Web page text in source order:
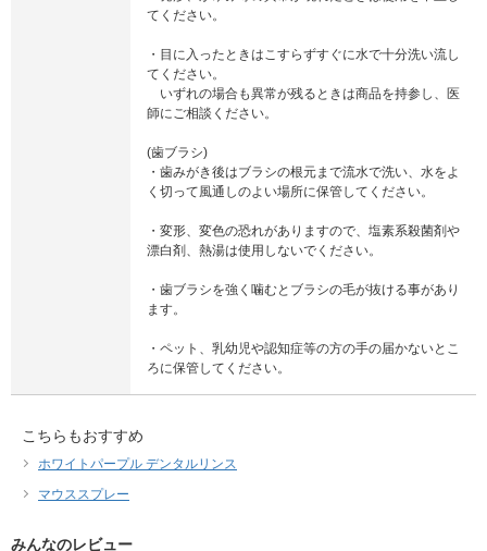
てください。
・目に入ったときはこすらずすぐに水で十分洗い流し
てください。
いずれの場合も異常が残るときは商品を持参し、医
師にご相談ください。
(歯ブラシ)
・歯みがき後はブラシの根元まで流水で洗い、水をよ
く切って風通しのよい場所に保管してください。
・変形、変色の恐れがありますので、塩素系殺菌剤や
漂白剤、熱湯は使用しないでください。
・歯ブラシを強く噛むとブラシの毛が抜ける事があり
ます。
・ペット、乳幼児や認知症等の方の手の届かないとこ
ろに保管してください。
こちらもおすすめ
ホワイトパープル デンタルリンス
マウススプレー
みんなのレビュー